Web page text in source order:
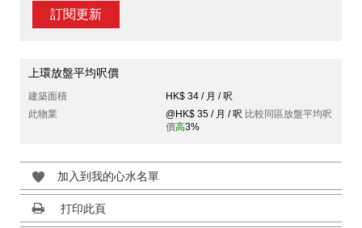
訂閱更新
上環放盤平均呎價
建築面積
HK$ 34 / 月 / 呎
此物業
@HK$ 35 / 月 / 呎 比較同區放盤平均呎
價高3%
加入到我的心水名單
打印此頁